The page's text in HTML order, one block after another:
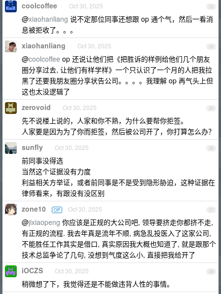
33
coolcoffee Oct 30, 2025
@xiaohanliang 说不定那位同事还想跟 op 通个气，然后一看消
息被拒收了。。。
34
xiaohanliang Oct 30, 2025
@coolcoffee op 还说让他们把《把胜诉的样例给他们几个朋友
圈分享过去, 让他们有样学样》一个只认识了一个月的人把我拉
黑了还要我朋友圈分享状告公司。。。。我理解 op 再气头上但
这也太没逻辑了
35
zerovoid Oct 30, 2025
先不说楼上说的，人家和你不熟，为什么要帮你拒签。
人家要是因为为了你而拒签，然后被公司开了，你打算怎么办？
36
sunfly Oct 30, 2025
前同事没得选
当然这个证据没有力度
利益相关方举证，或者前同事是不是受到隐形胁迫，这种证据在
律师看来，有跟没有没区别
37
zone10 OP Oct 30, 2025
@jixiaopeng 你应该是正规的大公司吧, 领导要挤走你都挤不走,
有正规的流程. 我去年真是流年不顺, 病急乱投医入了这家公司,
不能胜任工作其实是借口, 真实原因我大概也知道了, 就是跟那个
技术总监争论了几句, 没想到气度这么小, 直接把我给开了
38
iOCZS Oct 30, 2025
稍微想了下，我觉得还是不能做违背人性的事情。